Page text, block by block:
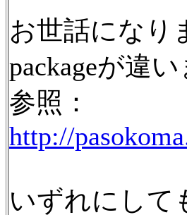
お世話になり
packageが違
参照：
http://
いずれにして